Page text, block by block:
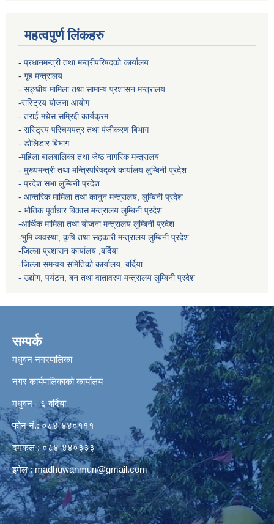
महत्वपुर्ण लिंकहरु
- प्रधानमन्त्री तथा मन्त्रीपरिषदको कार्यालय
- गृह मन्त्रालय
- सङ्घीय मामिला तथा सामान्य प्रशासन मन्त्रालय
-रास्ट्रिय योजना आयोग
- तराई मधेस सम्रिद्दी कार्यक्रम
- रास्ट्रिय परिचयपत्र तथा पंजीकरण बिभाग
- डोलिडार बिभाग
-महिला बालबालिका तथा जेष्ठ नागरिक मन्त्रालय
- मुख्यमन्त्री तथा मन्त्रिपरिषद्को कार्यालय लुम्बिनी प्रदेश
- प्रदेश सभा लुम्बिनी प्रदेश
- आन्तरिक मामिला तथा कानुन मन्त्रालय, लुम्बिनी प्रदेश
- भौतिक पूर्वाधार बिकास मन्त्रालय लुम्बिनी प्रदेश
-आर्थिक मामिला तथा योजना मन्त्रालय लुम्बिनी प्रदेश
-भुमि व्यवस्था, कृषि तथा सहकारी मन्त्रालय लुम्बिनी प्रदेश
-जिल्ला प्रशासन कार्यालय ,बर्दिया
-जिल्ला समन्वय समितिको कार्यालय, बर्दिया
- उद्योग, पर्यटन, बन तथा वातावरण मन्त्रालय लुम्बिनी प्रदेश
सम्पर्क
मधुवन नगरपालिका
नगर कार्यपालिकाको कार्यालय
मधुवन - ६ बर्दिया
फोन नं.: ०८४-४४०१११
दमकल : ०८४-४४०३३३
इमेल :madhuwanmun@gmail.com